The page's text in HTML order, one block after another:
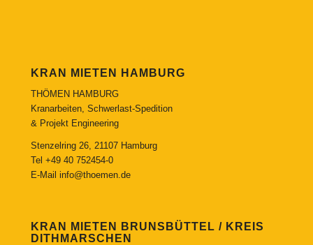
KRAN MIETEN HAMBURG
THÖMEN HAMBURG
Kranarbeiten, Schwerlast-Spedition
& Projekt Engineering
Stenzelring 26, 21107 Hamburg
Tel +49 40 752454-0
E-Mail info@thoemen.de
KRAN MIETEN BRUNSBÜTTEL / KREIS
DITHMARSCHEN